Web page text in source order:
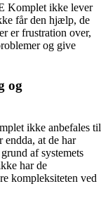
Komplet ikke lever
får den hjælp, de
er frustration over,
og give
og
ikke anbefales til
at de har
af systemets
har de
kompleksiteten ved